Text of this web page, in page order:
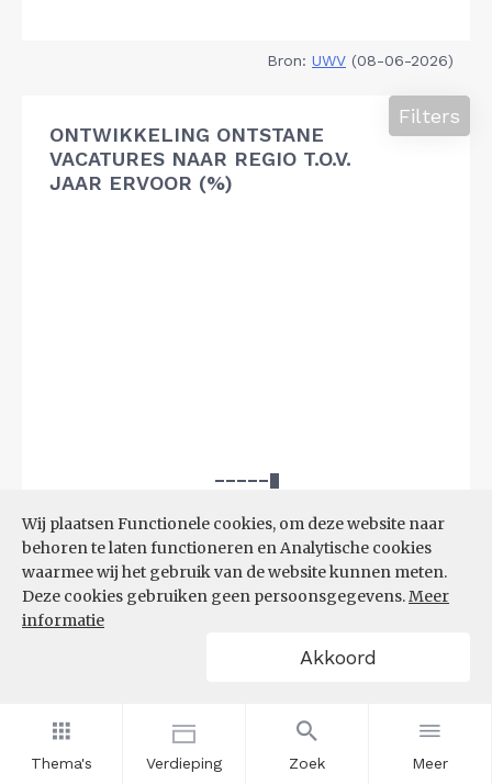
Thema's Verdieping Zoek Meer
Wij plaatsen Functionele cookies, om deze website naar
behoren te laten functioneren en Analytische cookies
waarmee wij het gebruik van de website kunnen meten.
Deze cookies gebruiken geen persoonsgegevens.Meer
informatie
Akkoord
Bron: UWV (08-06-2026)
ONTWIKKELING ONTSTANE
VACATURES NAAR REGIO T.O.V.
JAAR ERVOOR (%)
Filters
Bron:UWV (08-06-2026)